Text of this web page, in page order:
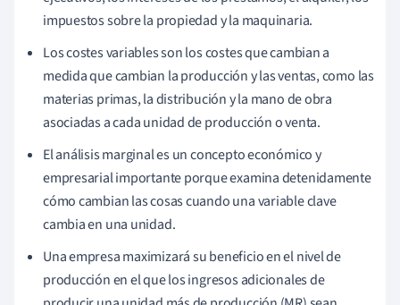
impuestos sobre la propiedad y la maquinaria.
Los costes variables son los costes que cambian a
medida que cambian la producción y las ventas, como las
materias primas, la distribución y la mano de obra
asociadas a cada unidad de producción o venta.
El análisis marginal es un concepto económico y
empresarial importante porque examina detenidamente
cómo cambian las cosas cuando una variable clave
cambia en una unidad.
Una empresa maximizará su beneficio en el nivel de
producción en el que los ingresos adicionales de